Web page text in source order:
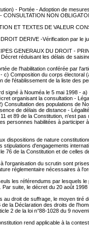
- Portée - Adoption de
NON
ET TEXTES DE VALEUR
DERIVE -Vérification par le
GENERAUX DU DROIT -
réduisant les délais de
de l'habilitation conférée par
Composition du corps
l'établissement de la liste des
à Nouméa le 5 mai 1998 -
organisant la consultation -
des populations de
de délais de distance - Légalité.
et 89 de la Constitution, n'est pas
personnes habilitées à participer
de nature
d'engagements
de la Constitution et de celles
du scrutin sont
réglementaire nécessaires à
les référendums par lesquels
suite, le décret du 20 août
droit de suffrage, le moyen
la Déclaration des droits de
2 de la loi n°88-1028 du 9
rend applicable à la